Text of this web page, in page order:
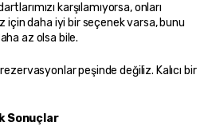
karşılamıyorsa, onları
için daha iyi bir seçenek varsa, bunu
az olsa bile.
peşinde değiliz. Kalıcı bir
Sonuçlar